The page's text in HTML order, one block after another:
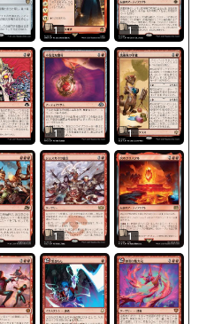
1 1
1 1
1 1